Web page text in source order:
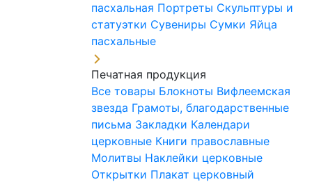
пасхальная Портреты Скульптуры и
статуэтки Сувениры Сумки Яйца
пасхальные
Печатная продукция
Все товары Блокноты Вифлеемская
звезда Грамоты, благодарственные
письма Закладки Календари
церковные Книги православные
Молитвы Наклейки церковные
Открытки Плакат церковный